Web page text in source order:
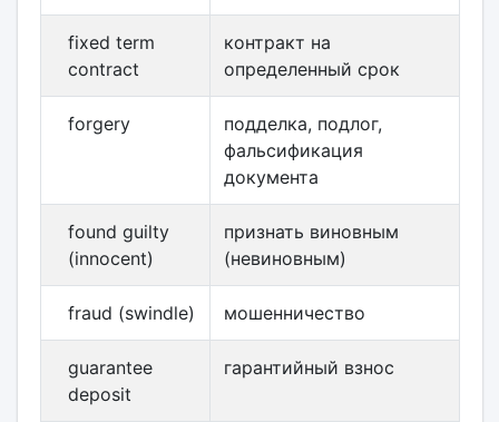
fixed term
contract
контракт на
определенный срок
forgery
подделка, подлог,
фальсификация
документа
found guilty
(innocent)
признать виновным
(невиновным)
fraud (swindle) мошенничество
guarantee
deposit
гарантийный взнос